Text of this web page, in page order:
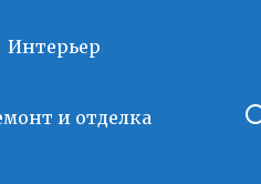
Интерьер
и отделка